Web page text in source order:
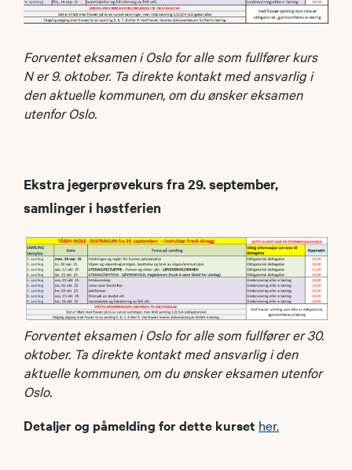
Forventet eksamen i Oslo for alle som fullfører kurs
N er 9. oktober. Ta direkte kontakt med ansvarlig i
den aktuelle kommunen, om du ønsker eksamen
utenfor Oslo.
Ekstra jegerprøvekurs fra 29. september,
samlinger i høstferien
Forventet eksamen i Oslo for alle som fullfører er 30.
oktober. Ta direkte kontakt med ansvarlig i den
aktuelle kommunen, om du ønsker eksamen utenfor
Oslo.
Detaljer og påmelding for dette kurset her.